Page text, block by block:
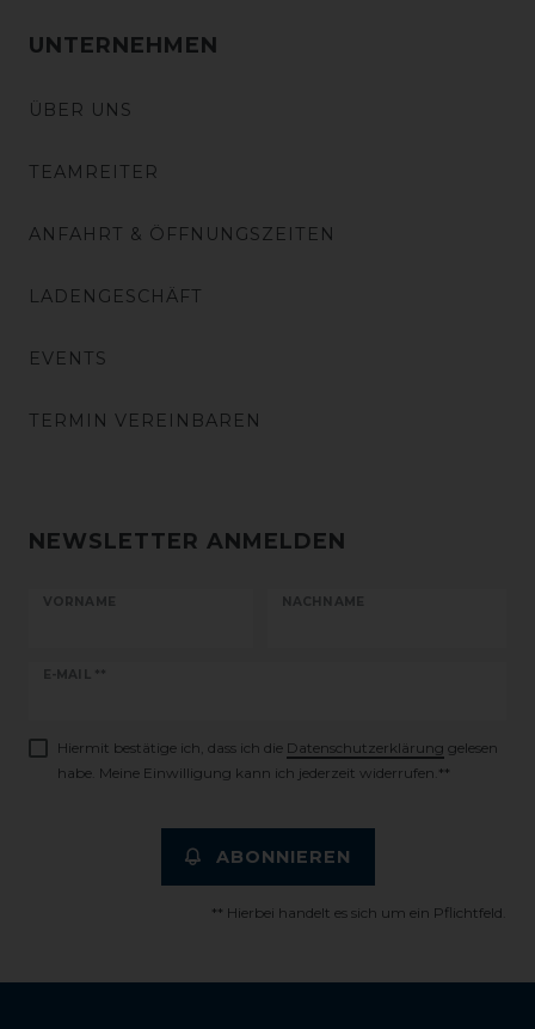
UNTERNEHMEN
ÜBER UNS
TEAMREITER
ANFAHRT & ÖFFNUNGSZEITEN
LADENGESCHÄFT
EVENTS
TERMIN VEREINBAREN
NEWSLETTER ANMELDEN
VORNAME NACHNAME
E-MAIL **
Newsletter
Hiermit bestätige ich, dass ich die Daten­schutz­erklärung gelesen
habe. Meine Einwilligung kann ich jederzeit widerrufen.**
ABONNIEREN
** Hierbei handelt es sich um ein Pflichtfeld.